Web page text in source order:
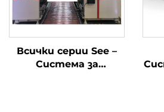
Всички серии See –
Система за